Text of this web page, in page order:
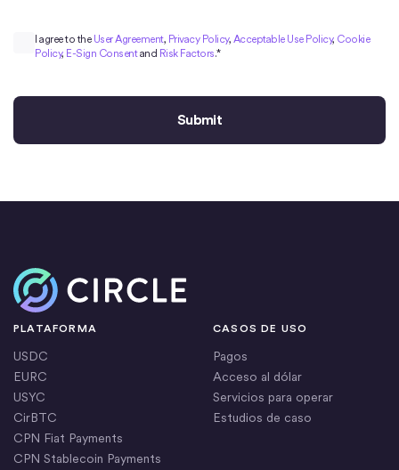
I agree to the User Agreement, Privacy Policy, Acceptable Use Policy, Cookie
Policy, E-Sign Consentand Risk Factors.*
Inicio
PLATAFORMA
USDC
EURC
USYC
CirBTC
CPN Fiat Payments
CPN Stablecoin Payments
CASOS DE USO
Pagos
Acceso al dólar
Servicios para operar
Estudios de caso